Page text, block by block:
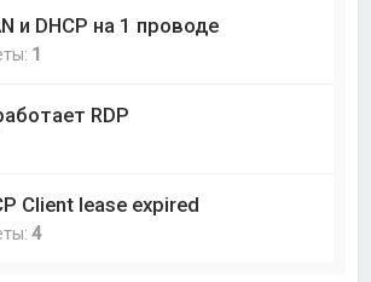
и DHCP на 1 проводе
1
RDP
Client lease expired
4